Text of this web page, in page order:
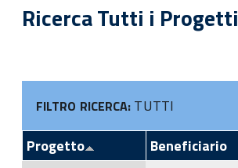
Ricerca Tutti i Progetti
FILTRO RICERCA: TUTTI
Progetto
Beneficiario